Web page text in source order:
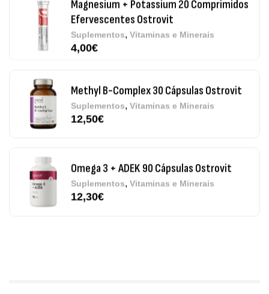
Methyl B-Complex 30 Cápsulas Ostrovit
Suplementos ,Vitaminas e Minerais
12,50
Omega 3 + ADEK 90 Cápsulas Ostrovit
Suplementos, Vitaminas e Minerais
12,30€
Pure Electrolytes 270 G Ostrovit
Desporto,Suplementos
7,50€